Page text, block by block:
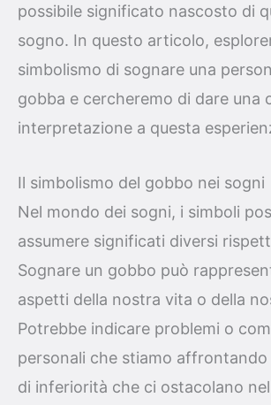
possibile significato nascosto di
sogno. In questo articolo,
simbolismo di sognare una
gobba e cercheremo di dare una
interpretazione a questa
Il simbolismo del gobbo nei sogni
Nel mondo dei sogni, i simboli
assumere significati diversi
Sognare un gobbo può
aspetti della nostra vita o della
Potrebbe indicare problemi o
personali che stiamo
di inferiorità che ci ostacolano nel